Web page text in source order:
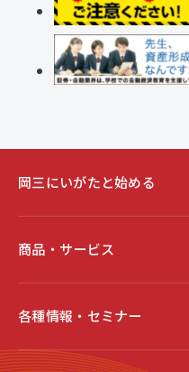
岡三にいがたと始める
商品・サービス
各種情報・セミナー